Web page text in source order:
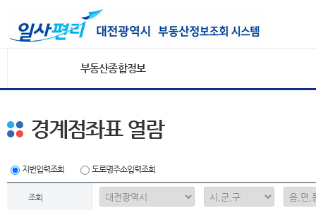
부동산종합정보
경계점좌표 열람
지번입력조회 도로명주소입력조회
조회